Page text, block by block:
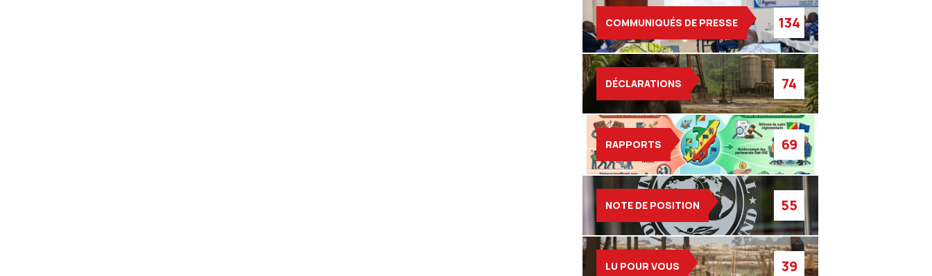
COMMUNIQUÉS DE PRESSE 134
DÉCLARATIONS 74
RAPPORTS 69
NOTE DE POSITION 55
LU POUR VOUS 39